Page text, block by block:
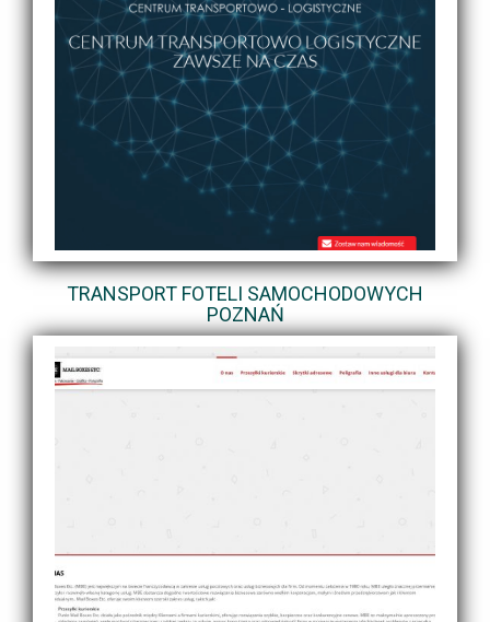
TRANSPORT FOTELI SAMOCHODOWYCH
POZNAŃ